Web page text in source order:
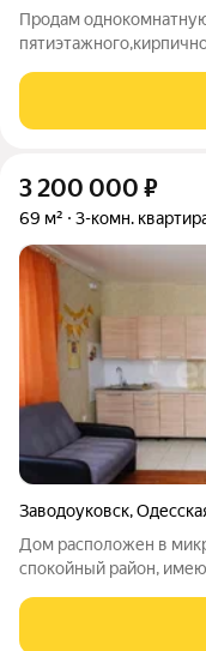
Продам
обои,на полу
застеклённый балкон.
3 200 000 ₽
69 м² 3-комн.
Заводоуковск,
Дом расположен в
спокойный район,
Удобная транспортная
сообщение. До центра